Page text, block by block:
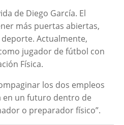
de Diego García. El
más puertas abiertas,
Actualmente,
jugador de fútbol con
Física.
los dos empleos
en un futuro dentro de
o preparador físico”.